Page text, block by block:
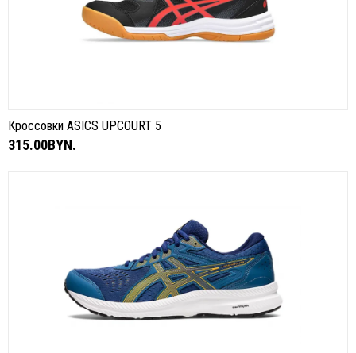
Кроссовки ASICS UPCOURT 5
315.00BYN.